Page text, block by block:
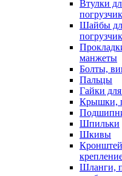
Втулки
Шайбы
манжеты
Болты,
Пальцы
Гайки
Крышки,
Шпильки
Шкивы
Шланги,